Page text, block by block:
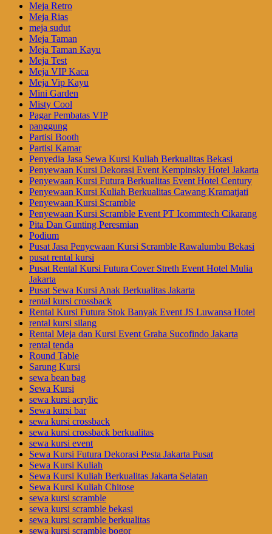
Meja Retro
Meja Rias
meja sudut
Meja Taman
Meja Taman Kayu
Meja Test
Meja VIP Kaca
Meja Vip Kayu
Mini Garden
Misty Cool
Pagar Pembatas VIP
panggung
Partisi Booth
Partisi Kamar
Penyedia Jasa Sewa Kursi Kuliah Berkualitas Bekasi
Penyewaan Kursi Dekorasi Event Kempinsky Hotel Jakarta
Penyewaan Kursi Futura Berkualitas Event Hotel Century
Penyewaan Kursi Kuliah Berkualitas Cawang Kramatjati
Penyewaan Kursi Scramble
Penyewaan Kursi Scramble Event PT Icommtech Cikarang
Pita Dan Gunting Peresmian
Podium
Pusat Jasa Penyewaan Kursi Scramble Rawalumbu Bekasi
pusat rental kursi
Pusat Rental Kursi Futura Cover Streth Event Hotel Mulia
Jakarta
Pusat Sewa Kursi Anak Berkualitas Jakarta
rental kursi crossback
Rental Kursi Futura Stok Banyak Event JS Luwansa Hotel
rental kursi silang
Rental Meja dan Kursi Event Graha Sucofindo Jakarta
rental tenda
Round Table
Sarung Kursi
sewa bean bag
Sewa Kursi
sewa kursi acrylic
Sewa kursi bar
sewa kursi crossback
sewa kursi crossback berkualitas
sewa kursi event
Sewa Kursi Futura Dekorasi Pesta Jakarta Pusat
Sewa Kursi Kuliah
Sewa Kursi Kuliah Berkualitas Jakarta Selatan
Sewa Kursi Kuliah Chitose
sewa kursi scramble
sewa kursi scramble bekasi
sewa kursi scramble berkualitas
sewa kursi scramble bogor